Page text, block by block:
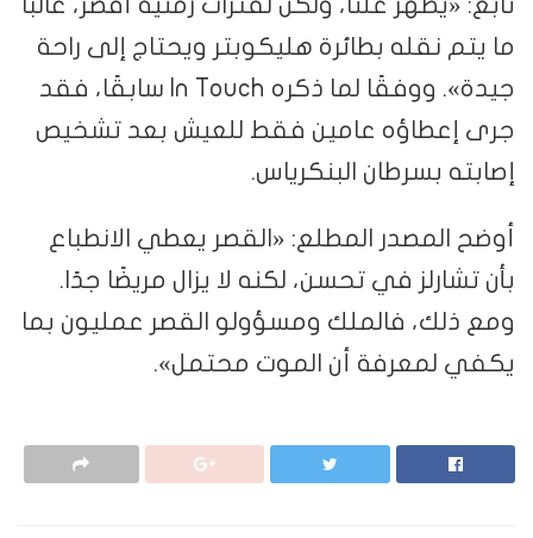
ما يتم نقله بطائرة هليكوبتر ويحتاج إلى راحة
جيدة». ووفقًا لما ذكره In Touch سابقًا، فقد
جرى إعطاؤه عامين فقط للعيش بعد تشخيص
إصابته بسرطان البنكرياس.
أوضح المصدر المطلع: «القصر يعطي الانطباع
بأن تشارلز في تحسن، لكنه لا يزال مريضًا جدًا.
ومع ذلك، فالملك ومسؤولو القصر عمليون بما
يكفي لمعرفة أن الموت محتمل».